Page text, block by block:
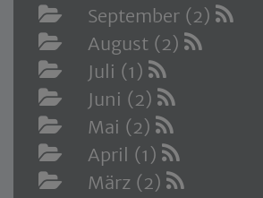
September (2)
August (2)
Juli (1)
Juni (2)
Mai (2)
April (1)
März (2)